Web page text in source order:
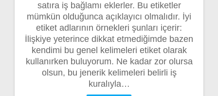
satıra iş bağlamı eklerler. Bu etiketler
mümkün olduğunca açıklayıcı olmalıdır. İyi
etiket adlarının örnekleri şunları içerir:
İlişkiye yeterince dikkat etmediğimde bazen
kendimi bu genel kelimeleri etiket olarak
kullanırken buluyorum. Ne kadar zor olursa
olsun, bu jenerik kelimeleri belirli iş
kuralıyla…